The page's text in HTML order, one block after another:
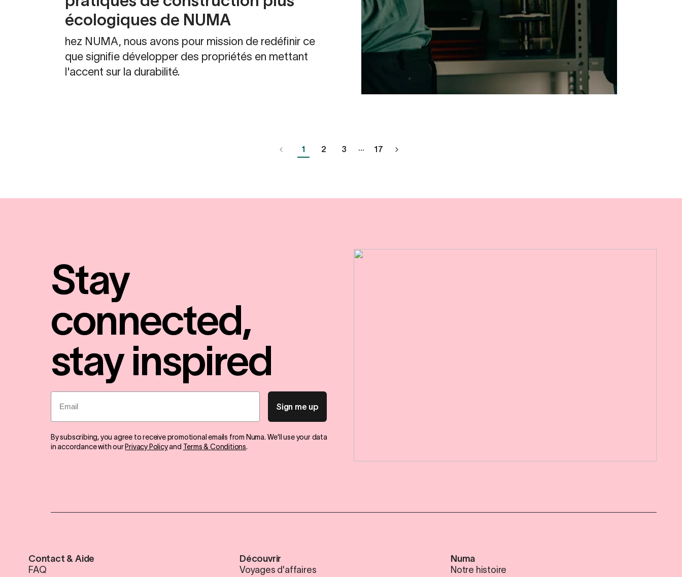
écologiques de NUMA
hez NUMA, nous avons pour mission de redéfinir ce
que signifie développer des propriétés en mettant
l'accent sur la durabilité.
1 2 3 ... 17
Stay
connected,
stay inspired
Email
Sign me up
By subscribing, you agree to receive promotional emails from Numa. We'll use your data
in accordance with ourPrivacy Policyand Terms & Conditions.
Contact & Aide
FAQ
Découvrir
Voyages d'affaires
Numa
Notre histoire